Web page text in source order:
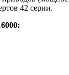
42 серии.